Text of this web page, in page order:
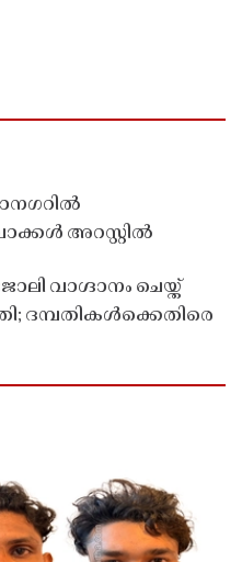
അറസ്റ്റിൽ
വാഗ്ദാനം ചെയ്ത്
ദമ്പതികൾക്കെതിരെ